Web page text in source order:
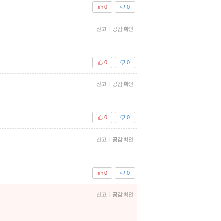
0
0
신고 | 공감 확인
0
0
신고 | 공감 확인
0
0
신고 | 공감 확인
0
0
신고 | 공감 확인